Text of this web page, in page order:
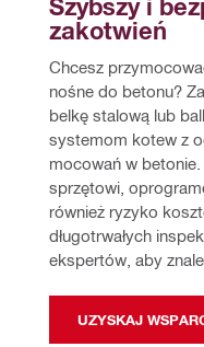
Szybszy i
zakotwień
Chcesz
nośne do betonu?
belkę stalową lub
systemom kotew z
mocowań w
sprzętowi,
również ryzyko
długotrwałych
ekspertów, aby
UZYSKAJ